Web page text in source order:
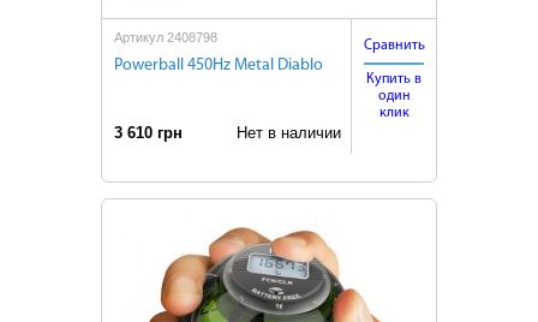
Артикул 2408798
Powerball 450Hz Metal Diablo
3 610 грн Нет в наличии
Сравнить
Купить в
один
клик